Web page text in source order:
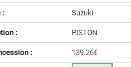
: Suzuki
: PISTON
: 139.26€